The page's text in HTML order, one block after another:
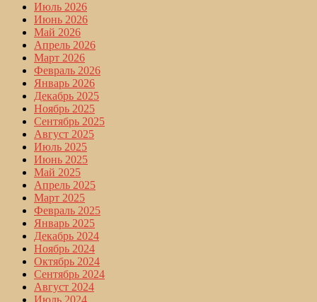
Июль 2026
Июнь 2026
Май 2026
Апрель 2026
Март 2026
Февраль 2026
Январь 2026
Декабрь 2025
Ноябрь 2025
Сентябрь 2025
Август 2025
Июль 2025
Июнь 2025
Май 2025
Апрель 2025
Март 2025
Февраль 2025
Январь 2025
Декабрь 2024
Ноябрь 2024
Октябрь 2024
Сентябрь 2024
Август 2024